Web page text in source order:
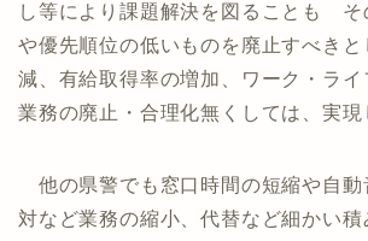
し等により課題解決を図ることも そ
や優先順位の低いものを廃止すべきと
減、有給取得率の増加、ワーク・ライ
業務の廃止・合理化無くしては、実現
他の県警でも窓口時間の短縮や自動
対など業務の縮小、代替など細かい